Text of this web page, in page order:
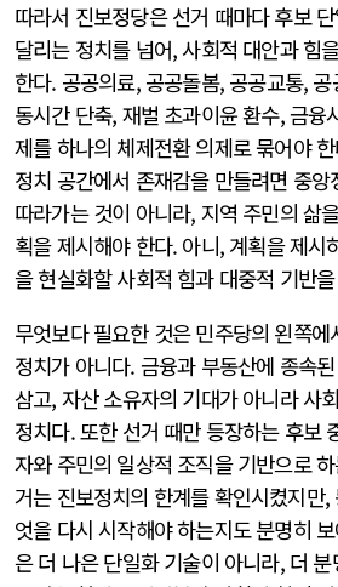
따라서 진보정당은 선거 때마다 후보
달리는 정치를 넘어, 사회적 대안과 힘
한다. 공공의료, 공공돌봄, 공공교통,
동시간 단축, 재벌 초과이윤 환수, 금융
제를 하나의 체제전환 의제로 묶어야
정치 공간에서 존재감을 만들려면 중
따라가는 것이 아니라, 지역 주민의 삶
획을 제시해야 한다. 아니, 계획을 제시
을 현실화할 사회적 힘과 대중적 기반
무엇보다 필요한 것은 민주당의 왼쪽
정치가 아니다. 금융과 부동산에 종속
삼고, 자산 소유자의 기대가 아니라 사
정치다. 또한 선거 때만 등장하는 후보
자와 주민의 일상적 조직을 기반으로
거는 진보정치의 한계를 확인시켰지만
엇을 다시 시작해야 하는지도 분명히
은 더 나은 단일화 기술이 아니라, 더